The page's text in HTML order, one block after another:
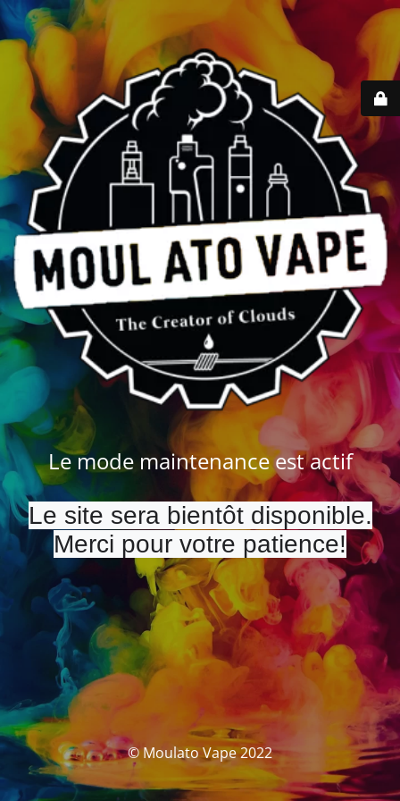
Le mode maintenance est actif
Le site sera bientôt disponible.
Merci pour votre patience!
© Moulato Vape 2022